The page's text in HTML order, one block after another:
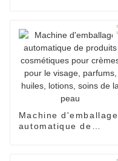
Machine d'emballage
automatique de